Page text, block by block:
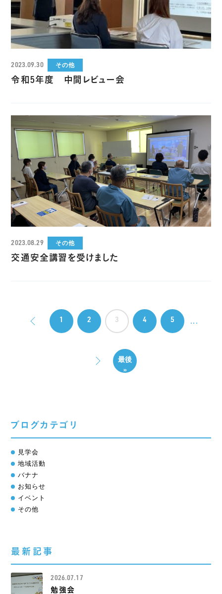
2023.09.30 その他
令和5年度 中間レビュー会
2023.08.29 その他
交通安全講習を受けました
1 2 3 4 5 ...
最後
»
ブログカテゴリ
見学会
地域活動
バナナ
お知らせ
イベント
その他
最新記事
2026.07.17
勉強会